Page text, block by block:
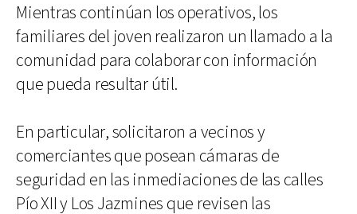
Mientras continúan los operativos, los
familiares del joven realizaron un llamado a la
comunidad para colaborar con información
que pueda resultar útil.
En particular, solicitaron a vecinos y
comerciantes que posean cámaras de
seguridad en las inmediaciones de las calles
Pío XII y Los Jazmines que revisen las